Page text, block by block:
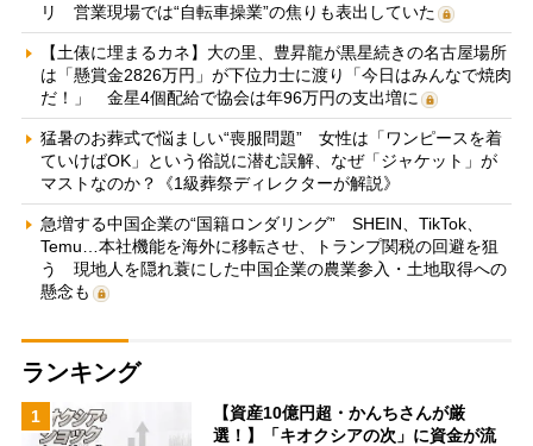
リ 営業現場では“自転車操業”の焦りも表出していた
【土俵に埋まるカネ】大の里、豊昇龍が黒星続きの名古屋場所
は「懸賞金2826万円」が下位力士に渡り「今日はみんなで焼肉
だ！」 金星4個配給で協会は年96万円の支出増に
猛暑のお葬式で悩ましい“喪服問題” 女性は「ワンピースを着
ていけばOK」という俗説に潜む誤解、なぜ「ジャケット」が
マストなのか？《1級葬祭ディレクターが解説》
急増する中国企業の“国籍ロンダリング” SHEIN、TikTok、
Temu…本社機能を海外に移転させ、トランプ関税の回避を狙
う 現地人を隠れ蓑にした中国企業の農業参入・土地取得への
懸念も
ランキング
1
【資産10億円超・かんちさんが厳
選！】「キオクシアの次」に資金が流